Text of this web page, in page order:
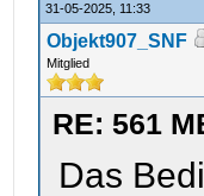
31-05-2025, 11:33
Objekt907_SNF
Mitglied
RE: 561
Das